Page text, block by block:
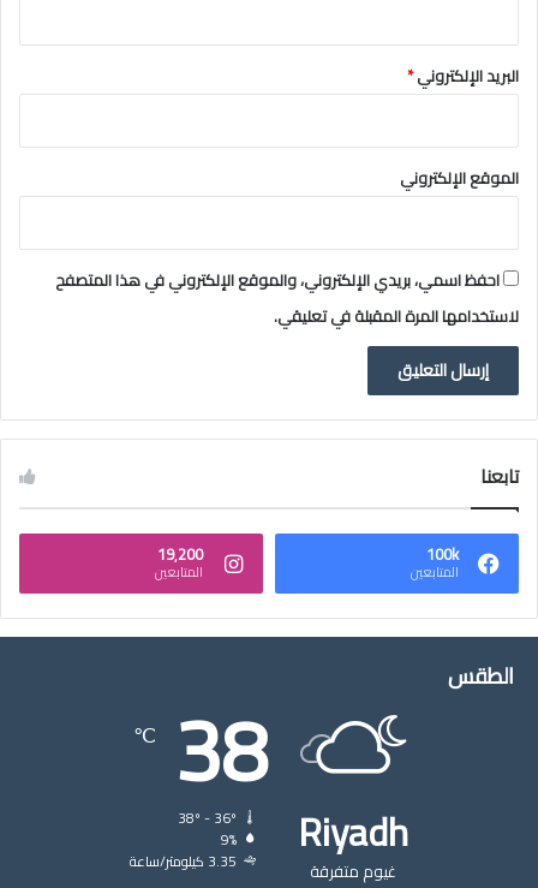
ل
ه
ا
ع
ج
ل
ن
البريد الإلكتروني*
الموقع الإلكتروني
احفظ اسمي، بريدي الإلكتروني، والموقع الإلكتروني في هذا المتصفح
لاستخدامها المرة المقبلة في تعليقي.
تابعنا
100k
المتابعين
19٬200
المتابعين
الطقس
Riyadh
غيوم متفرقة
38
℃
9%
3.35 كيلومتر/ساعة